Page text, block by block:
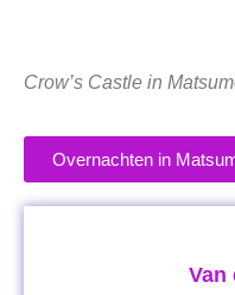
Crow’s Castle in
Overnachten in
Van